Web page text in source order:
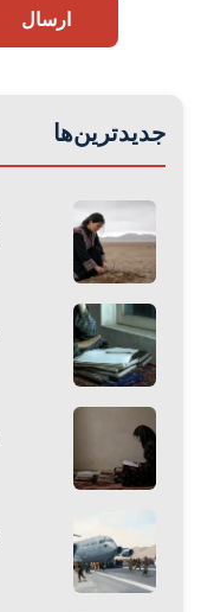
ارسال
جدیدترین‌ها